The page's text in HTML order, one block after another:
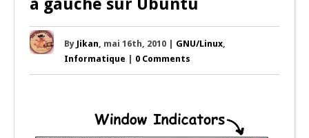
à gauche sur Ubuntu
By Jikan, mai 16th, 2010 | GNU/Linux,
Informatique
0 Comments